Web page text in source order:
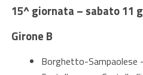
15^ giornata – sabato 11
Girone B
Borghetto-Sampaolese